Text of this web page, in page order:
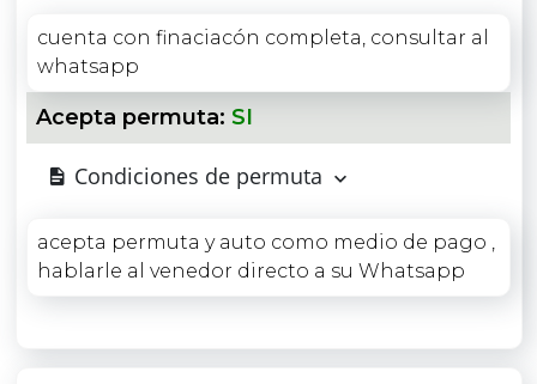
Este autos esta en venta en Shangrilá, ciudad
de la costa, Canelones
El vehículo presenta un estado acorde a su año y
kilometraje acumulado. Su tamaño compacto lo
vuelve muy útil para circular por las calles de la
consumo informado entre 15 y 20 kilómetros por
litro lo hace adecuado para quien hace trayectos
la apariencia general.
cuenta con finaciacón completa, consultar al
whatsapp
Acepta permuta: SI
Condiciones de permuta
acepta permuta y auto como medio de pago ,
hablarle al venedor directo a su Whatsapp